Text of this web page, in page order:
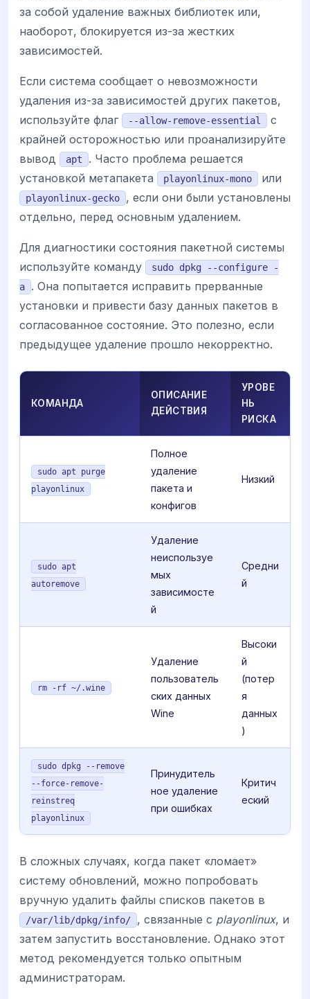
за собой удаление важных библиотек или,
наоборот, блокируется из-за жестких
зависимостей.
Если система сообщает о невозможности
удаления из-за зависимостей других пакетов,
используйте флаг
--allow-remove-essential
с
крайней осторожностью или проанализируйте
вывод
apt
. Часто проблема решается
установкой метапакета
playonlinux-mono или
playonlinux-gecko
, если они были установлены
отдельно, перед основным удалением.
Для диагностики состояния пакетной системы
используйте команду
sudo dpkg --configure -
a
. Она попытается исправить прерванные
установки и привести базу данных пакетов в
согласованное состояние. Это полезно, если
предыдущее удаление прошло некорректно.
КОМАНДА
ОПИСАНИЕ
ДЕЙСТВИЯ
УРОВЕ
НЬ
РИСКА
sudo apt purge
playonlinux
Полное
удаление
пакета и
конфигов
Низкий
sudo apt
autoremove
Удаление
неиспользуе
мых
зависимосте
й
Средни
й
rm -rf ~/.wine
Удаление
пользователь
ских данных
Wine
Высоки
й
(потер
я
данных
)
sudo dpkg --remove
--force-remove-
reinstreq
playonlinux
Принудитель
ное удаление
при ошибках
Критич
еский
В сложных случаях, когда пакет «ломает»
систему обновлений, можно попробовать
вручную удалить файлы списков пакетов в
/var/lib/dpkg/info/ , связанные с playonlinux, и
затем запустить восстановление. Однако этот
метод рекомендуется только опытным
администраторам.